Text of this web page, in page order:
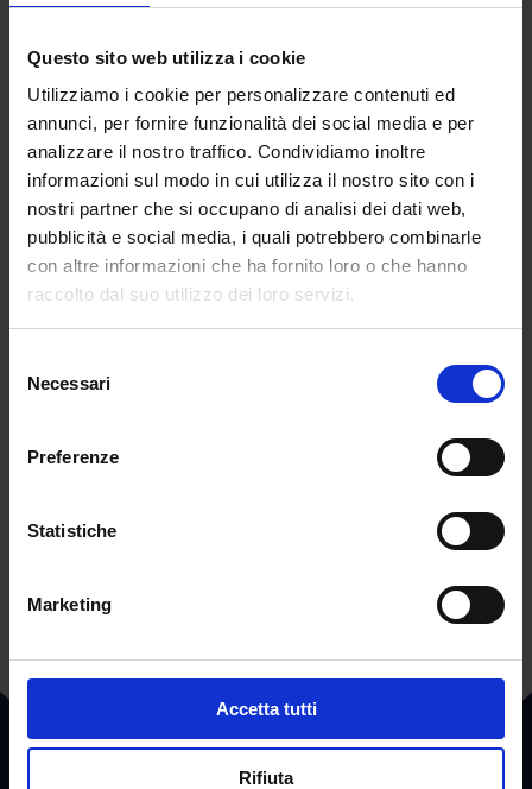
Questo sito web utilizza i cookie
Utilizziamo i cookie per personalizzare contenuti ed
annunci, per fornire funzionalità dei social media e per
analizzare il nostro traffico. Condividiamo inoltre
informazioni sul modo in cui utilizza il nostro sito con i
nostri partner che si occupano di analisi dei dati web,
pubblicità e social media, i quali potrebbero combinarle
con altre informazioni che ha fornito loro o che hanno
raccolto dal suo utilizzo dei loro servizi.
delNecessari
Preferenze
Statistiche
Marketing
Accetta tutti
Rifiuta
Un rinvio sarebbe giusto anche secondo la
Viva, al contrario, servono insegnanti subito:
dunque, dritti al 22 ottobre. Alzano la voce
anche i sindacati che chiedono di rinviare le
prove e propongono, come già fanno da
tempo, una selezione fatta per “esami di
titolo”. A favore del concorso “subito” anche il
ministro della Pubblica Amministrazione
le prove si svolgeranno su base regionale con
Alessandra Ricciardi
←POST PRECEDENTE POST SUCCESSIVO →